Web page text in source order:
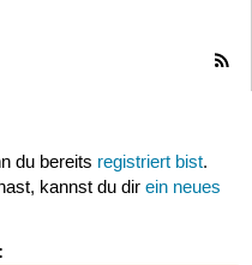
du bereits registriert bist.
kannst du dir ein neues